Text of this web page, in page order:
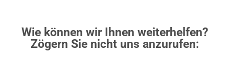
Wie können wir Ihnen weiterhelfen?
Zögern Sie nicht uns anzurufen: